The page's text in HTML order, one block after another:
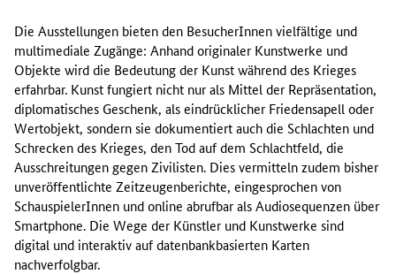
Die Ausstellungen bieten den BesucherInnen vielfältige und
multimediale Zugänge: Anhand originaler Kunstwerke und
Objekte wird die Bedeutung der Kunst während des Krieges
erfahrbar. Kunst fungiert nicht nur als Mittel der Repräsentation,
diplomatisches Geschenk, als eindrücklicher Friedensapell oder
Wertobjekt, sondern sie dokumentiert auch die Schlachten und
Schrecken des Krieges, den Tod auf dem Schlachtfeld, die
Ausschreitungen gegen Zivilisten. Dies vermitteln zudem bisher
unveröffentlichte Zeitzeugenberichte, eingesprochen von
SchauspielerInnen und online abrufbar als Audiosequenzen über
Smartphone. Die Wege der Künstler und Kunstwerke sind
digital und interaktiv auf datenbankbasierten Karten
nachverfolgbar.